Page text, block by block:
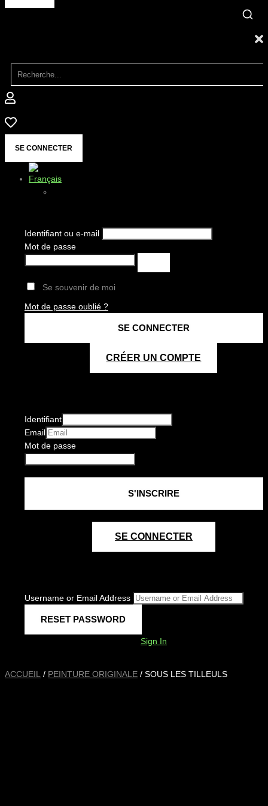
SE CONNECTER
Identifiant ou e-mail
Mot de passe
Se souvenir de moi
Mot de passe oublié ?
CRÉER UN COMPTE
Identifiant
Email
Mot de passe
SE CONNECTER
Username or Email Address
Sign In
ACCUEIL / PEINTURE ORIGINALE / SOUS LES TILLEULS